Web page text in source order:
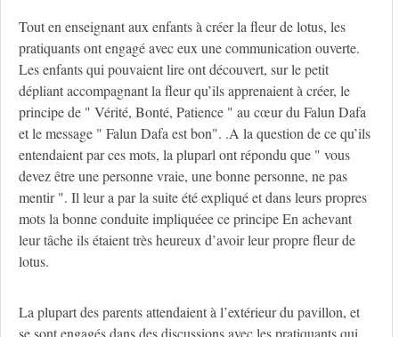
Tout en enseignant aux enfants à créer la fleur de lotus, les
pratiquants ont engagé avec eux une communication ouverte.
Les enfants qui pouvaient lire ont découvert, sur le petit
dépliant accompagnant la fleur qu’ils apprenaient à créer, le
principe de " Vérité, Bonté, Patience " au cœur du Falun Dafa
et le message " Falun Dafa est bon". .A la question de ce qu’ils
entendaient par ces mots, la pluparl ont répondu que " vous
devez être une personne vraie, une bonne personne, ne pas
mentir ". Il leur a par la suite été expliqué et dans leurs propres
mots la bonne conduite impliquéee ce principe En achevant
leur tâche ils étaient très heureux d’avoir leur propre fleur de
lotus.
La plupart des parents attendaient à l’extérieur du pavillon, et
se sont engagés dans des discussions avec les pratiquants qui